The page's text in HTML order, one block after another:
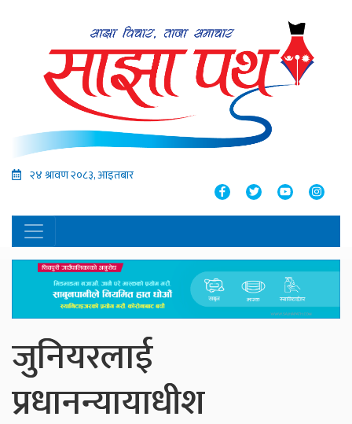
२४ श्रावण २०८३, आइतबार
जुनियरलाई
प्रधानन्यायाधीश